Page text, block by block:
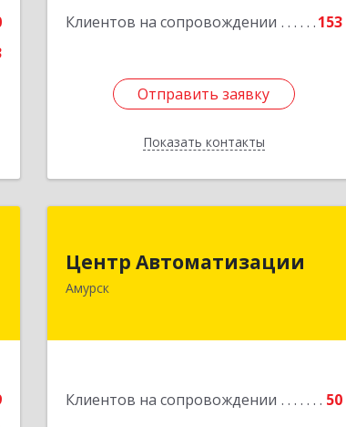
Клиентов на сопровождении 153
Отправить заявку
Показать контакты
Отправить заявку
Назад
Центр Автоматизации
Амурск
Клиентов на сопровождении 50
682640, Хабаровский край, Амурск г,
Подробнее